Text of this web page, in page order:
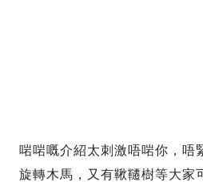
啱啱嘅介紹太刺激唔啱你，唔
旋轉木馬，又有鞦韆樹等大家